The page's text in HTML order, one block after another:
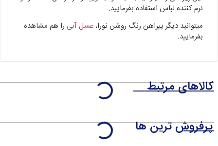
نرم کننده لباس استفاده بفرمایید.
میتوانید دیگر پیراهن رنگ روشن نورا،عسل آبی را هم مشاهده
بفرمایید.
کالاهای مرتبط
پرفروش ترین ها